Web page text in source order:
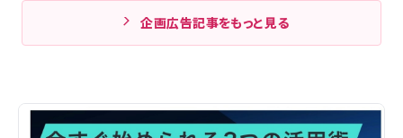
企画広告記事をもっと見る